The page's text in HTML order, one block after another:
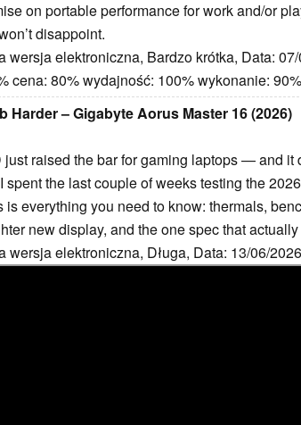
on portable performance for work and/or
disappoint.
wersja elektroniczna, Bardzo krótka, Data:
cena: 80% wydajność: 100% wykonanie: 90%
Harder – Gigabyte Aorus Master 16 (2026)
raised the bar for gaming laptops — and it
the last couple of weeks testing the
everything you need to know: thermals,
new display, and the one spec that
wersja elektroniczna, Długa, Data: 13/06/2026